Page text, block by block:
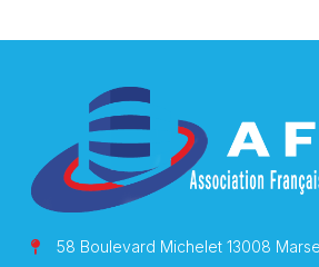
58 Boulevard Michelet 13008